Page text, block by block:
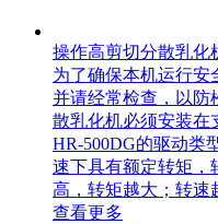
操作高剪切分散乳化
为了确保本机运行安
并请经常检查，以防
散乳化机必须安装在
HR-500DG的驱动类
速下具有额定转矩，
高，转矩越大；转速
查看更多